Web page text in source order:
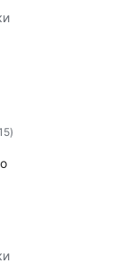
укупних
оцена
)